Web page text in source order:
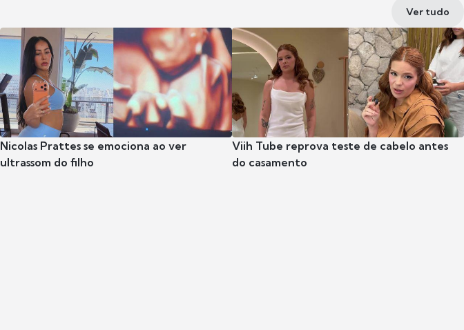
Ver tudo
Nicolas Prattes se emociona ao ver
ultrassom do filho
Viih Tube reprova teste de cabelo antes
do casamento